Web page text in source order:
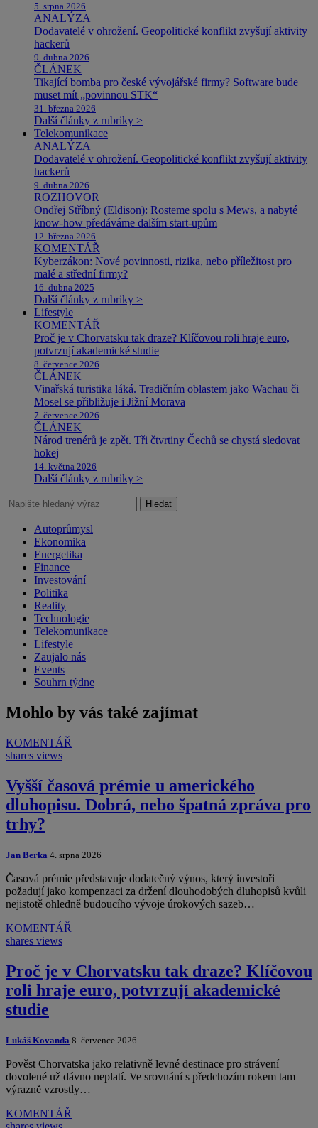
5. srpna 2026
ANALÝZA
Dodavatelé v ohrožení. Geopolitické konflikt zvyšují aktivity
hackerů
9. dubna 2026
ČLÁNEK
Tikající bomba pro české vývojářské firmy? Software bude
muset mít „povinnou STK“
31. března 2026
Další články z rubriky >
Telekomunikace
ANALÝZA
Dodavatelé v ohrožení. Geopolitické konflikt zvyšují aktivity
hackerů
9. dubna 2026
ROZHOVOR
Ondřej Stříbný (Eldison): Rosteme spolu s Mews, a nabyté
know-how předáváme dalším start-upům
12. března 2026
KOMENTÁŘ
Kyberzákon: Nové povinnosti, rizika, nebo příležitost pro
malé a střední firmy?
16. dubna 2025
Další články z rubriky >
Lifestyle
KOMENTÁŘ
Proč je v Chorvatsku tak draze? Klíčovou roli hraje euro,
potvrzují akademické studie
8. července 2026
ČLÁNEK
Vinařská turistika láká. Tradičním oblastem jako Wachau či
Mosel se přibližuje i Jižní Morava
7. července 2026
ČLÁNEK
Národ trenérů je zpět. Tři čtvrtiny Čechů se chystá sledovat
hokej
14. května 2026
Další články z rubriky >
Hledat
Autoprůmysl
Ekonomika
Energetika
Finance
Investování
Politika
Reality
Technologie
Telekomunikace
Lifestyle
Zaujalo nás
Events
Souhrn týdne
Mohlo by vás také zajímat
KOMENTÁŘ
shares views
Vyšší časová prémie u amerického
dluhopisu. Dobrá, nebo špatná zpráva pro
trhy?
Jan Berka 4. srpna 2026
Časová prémie představuje dodatečný výnos, který investoři
požadují jako kompenzaci za držení dlouhodobých dluhopisů kvůli
nejistotě ohledně budoucího vývoje úrokových sazeb…
KOMENTÁŘ
shares views
Proč je v Chorvatsku tak draze? Klíčovou
roli hraje euro, potvrzují akademické
studie
Lukáš Kovanda 8. července 2026
Pověst Chorvatska jako relativně levné destinace pro strávení
dovolené už dávno neplatí. Ve srovnání s předchozím rokem tam
výrazně vzrostly…
KOMENTÁŘ